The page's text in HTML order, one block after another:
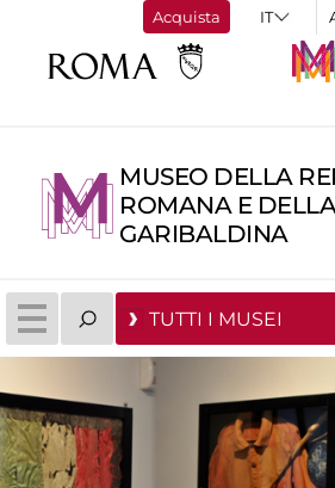
Acquista
MUSEO DELLA
ROMANA E
GARIBALDINA
TUTTI I MUSEI